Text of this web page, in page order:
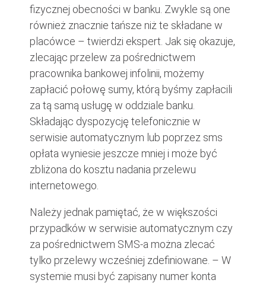
fizycznej obecności w banku. Zwykle są one
również znacznie tańsze niż te składane w
placówce – twierdzi ekspert. Jak się okazuje,
zlecając przelew za pośrednictwem
pracownika bankowej infolinii, możemy
zapłacić połowę sumy, którą byśmy zapłacili
za tą samą usługę w oddziale banku.
Składając dyspozycję telefonicznie w
serwisie automatycznym lub poprzez sms
opłata wyniesie jeszcze mniej i może być
zbliżona do kosztu nadania przelewu
internetowego.
Należy jednak pamiętać, że w większości
przypadków w serwisie automatycznym czy
za pośrednictwem SMS-a można zlecać
tylko przelewy wcześniej zdefiniowane. – W
systemie musi być zapisany numer konta